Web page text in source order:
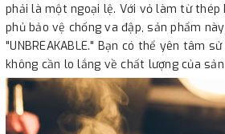
phải là một ngoại lệ. Với vỏ làm từ thép
phủ bảo vệ chống va đập, sản phẩm
"UNBREAKABLE." Bạn có thể yên tâm
không cần lo lắng về chất lượng của